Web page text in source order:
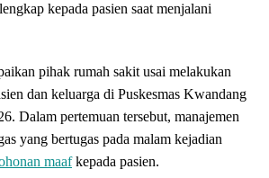
kepada pasien saat menjalani
pihak rumah sakit usai melakukan
dan keluarga di Puskesmas Kwandang
Dalam pertemuan tersebut, manajemen
yang bertugas pada malam kejadian
maafkepada pasien.